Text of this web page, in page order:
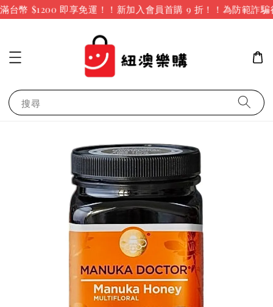
台幣 $1200 即享免運！！新加入會員首購 9 折！！為防範詐騙
搜尋